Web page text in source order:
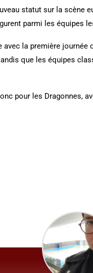
statut sur la scène
parmi les équipes
la première
que les équipes
pour les Dragonnes,